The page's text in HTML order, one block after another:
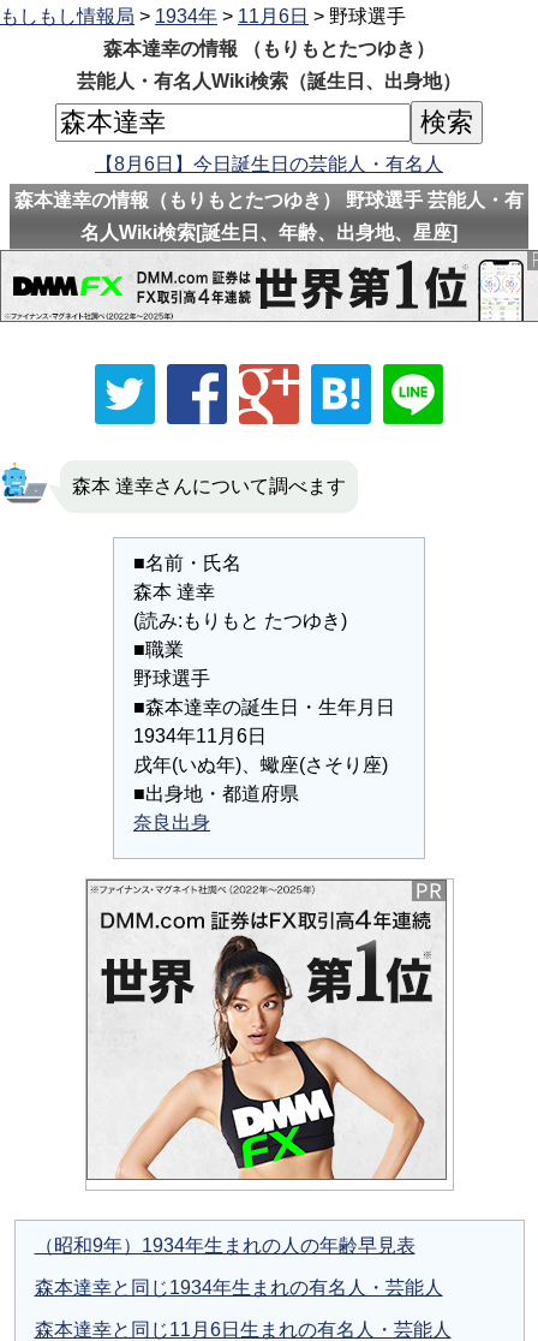
もしもし情報局 > 1934年 > 11月6日 > 野球選手
森本達幸の情報 （もりもとたつゆき）
芸能人・有名人Wiki検索（誕生日、出身地）
【8月6日】今日誕生日の芸能人・有名人
森本達幸の情報（もりもとたつゆき） 野球選手 芸能人・有
名人Wiki検索[誕生日、年齢、出身地、星座]
森本 達幸さんについて調べます
■名前・氏名
森本 達幸
(読み:もりもと たつゆき)
■職業
野球選手
■森本達幸の誕生日・生年月日
1934年11月6日
戌年(いぬ年)、蠍座(さそり座)
■出身地・都道府県
奈良出身
（昭和9年）1934年生まれの人の年齢早見表
森本達幸と同じ1934年生まれの有名人・芸能人
森本達幸と同じ11月6日生まれの有名人・芸能人